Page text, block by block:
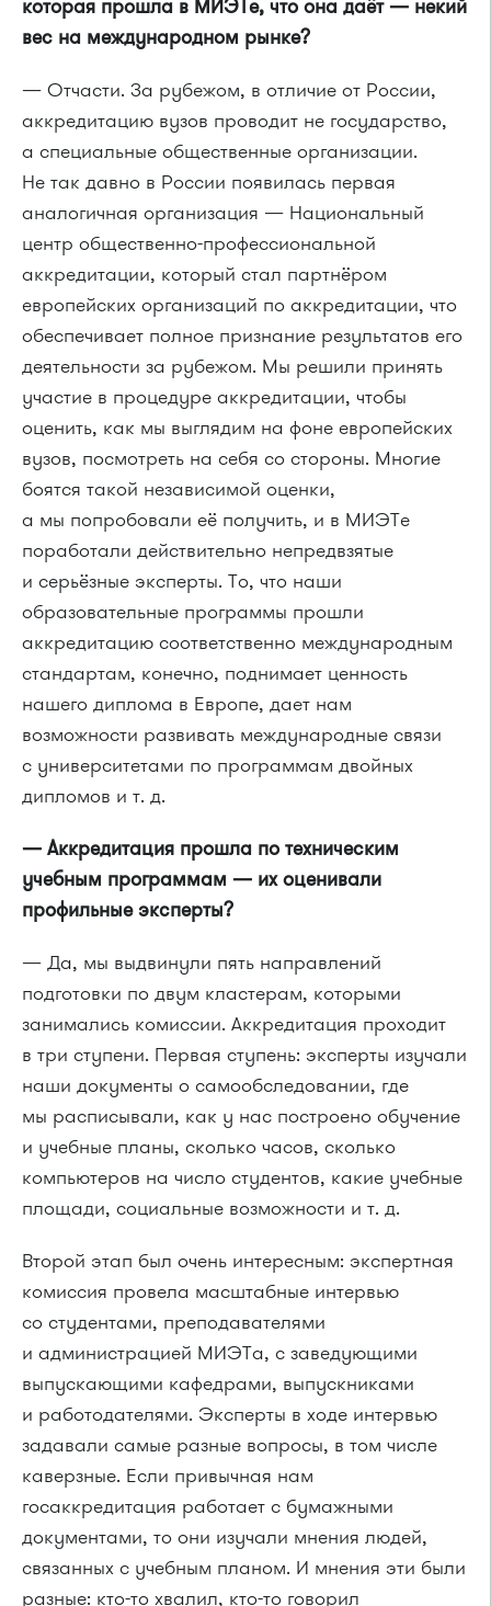
которая прошла в МИЭТе, что она даёт — некий
вес на международном рынке?
— Отчасти. За рубежом, в отличие от России,
аккредитацию вузов проводит не государство,
а специальные общественные организации.
Не так давно в России появилась первая
аналогичная организация — Национальный
центр общественно-профессиональной
аккредитации, который стал партнёром
европейских организаций по аккредитации, что
обеспечивает полное признание результатов его
деятельности за рубежом. Мы решили принять
участие в процедуре аккредитации, чтобы
оценить, как мы выглядим на фоне европейских
вузов, посмотреть на себя со стороны. Многие
боятся такой независимой оценки,
а мы попробовали её получить, и в МИЭТе
поработали действительно непредвзятые
и серьёзные эксперты. То, что наши
образовательные программы прошли
аккредитацию соответственно международным
стандартам, конечно, поднимает ценность
нашего диплома в Европе, дает нам
возможности развивать международные связи
с университетами по программам двойных
дипломов и т. д.
— Аккредитация прошла по техническим
учебным программам — их оценивали
профильные эксперты?
— Да, мы выдвинули пять направлений
подготовки по двум кластерам, которыми
занимались комиссии. Аккредитация проходит
в три ступени. Первая ступень: эксперты изучали
наши документы о самообследовании, где
мы расписывали, как у нас построено обучение
и учебные планы, сколько часов, сколько
компьютеров на число студентов, какие учебные
площади, социальные возможности и т. д.
Второй этап был очень интересным: экспертная
комиссия провела масштабные интервью
со студентами, преподавателями
и администрацией МИЭТа, с заведующими
выпускающими кафедрами, выпускниками
и работодателями. Эксперты в ходе интервью
задавали самые разные вопросы, в том числе
каверзные. Если привычная нам
госаккредитация работает с бумажными
документами, то они изучали мнения людей,
связанных с учебным планом. И мнения эти были
разные: кто-то хвалил, кто-то говорил